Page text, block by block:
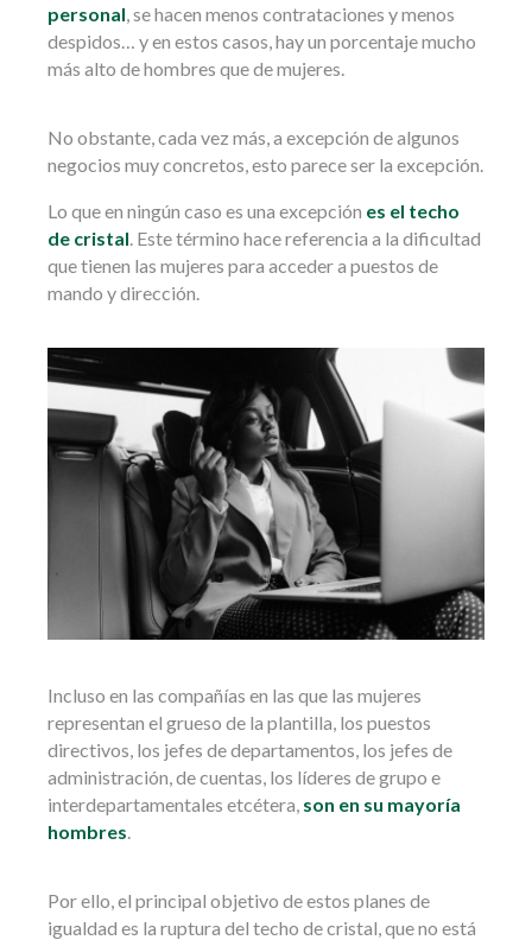
personal, se hacen menos contrataciones y menos
despidos… y en estos casos, hay un porcentaje mucho
más alto de hombres que de mujeres.
No obstante, cada vez más, a excepción de algunos
negocios muy concretos, esto parece ser la excepción.
Lo que en ningún caso es una excepción es el techo
de cristal. Este término hace referencia a la dificultad
que tienen las mujeres para acceder a puestos de
mando y dirección.
Incluso en las compañías en las que las mujeres
representan el grueso de la plantilla, los puestos
directivos, los jefes de departamentos, los jefes de
administración, de cuentas, los líderes de grupo e
interdepartamentales etcétera, son en su mayoría
hombres
Por ello, el principal objetivo de estos planes de
igualdad es la ruptura del techo de cristal, que no está